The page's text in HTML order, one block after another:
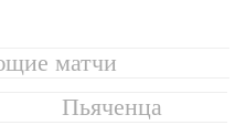
матчи
Пьяченца